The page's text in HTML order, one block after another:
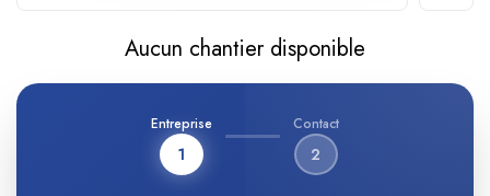
Aucun chantier disponible
Entreprise
1
Contact
2